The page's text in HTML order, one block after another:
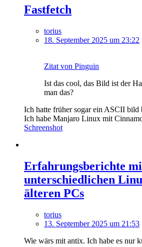
Fastfetch
torius
18. September 2025 um 23:22
Zitat von Pinguin
Ist das cool, das Bild ist der
man das?
Ich hatte früher sogar ein ASCII bild
Ich habe Manjaro Linux mit
Schreenshot
Erfahrungsberichte
unterschiedlichen
älteren PCs
torius
13. September 2025 um 21:53
Wie wärs mit antix. Ich habe es nur